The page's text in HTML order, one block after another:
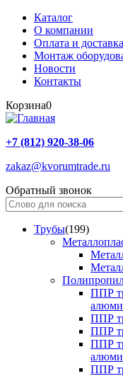
Каталог
О компании
Оплата и доставка
Монтаж
Новости
Контакты
Корзина0
+7 (812) 920-38-06
zakaz@kvorumtrade.ru
Обратный звонок
Трубы(199)
ППР
ППР
ППР
ППР
ППР